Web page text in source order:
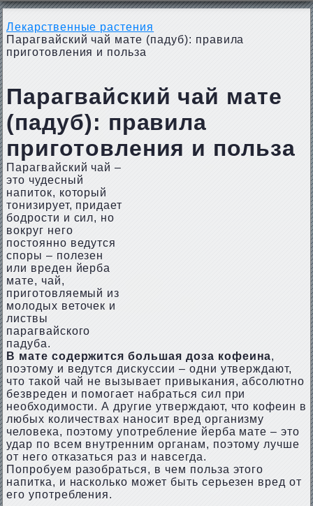
Лекарственные растения
Парагвайский чай мате (падуб): правила
приготовления и польза
Парагвайский чай мате
(падуб): правила
приготовления и польза
Парагвайский чай –
это чудесный
напиток, который
тонизирует, придает
бодрости и сил, но
вокруг него
постоянно ведутся
споры – полезен
или вреден йерба
мате, чай,
приготовляемый из
молодых веточек и
листвы
парагвайского
падуба.
В мате содержится большая доза кофеина,
поэтому и ведутся дискуссии – одни утверждают,
что такой чай не вызывает привыкания, абсолютно
безвреден и помогает набраться сил при
необходимости. А другие утверждают, что кофеин в
любых количествах наносит вред организму
человека, поэтому употребление йерба мате – это
удар по всем внутренним органам, поэтому лучше
от него отказаться раз и навсегда.
Попробуем разобраться, в чем польза этого
напитка, и насколько может быть серьезен вред от
его употребления.